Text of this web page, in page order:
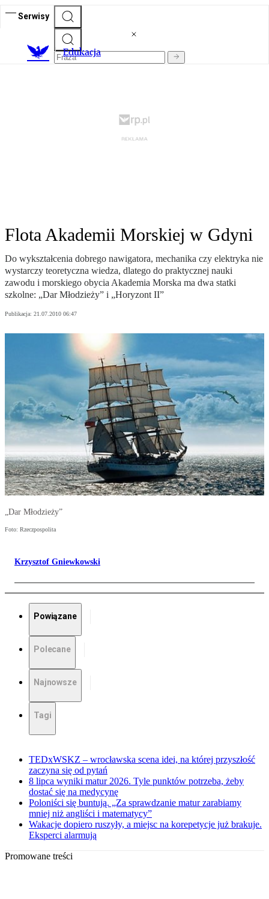
Serwisy
Edukacja
Flota Akademii Morskiej w Gdyni
Do wykształcenia dobrego nawigatora, mechanika czy elektryka nie
wystarczy teoretyczna wiedza, dlatego do praktycznej nauki
zawodu i morskiego obycia Akademia Morska ma dwa statki
szkolne: „Dar Młodzieży” i „Horyzont II”
Publikacja: 21.07.2010 06:47
„Dar Młodzieży”
Foto: Rzeczpospolita
Krzysztof Gniewkowski
Powiązane
Polecane
Najnowsze
Tagi
TEDxWSKZ – wrocławska scena idei, na której przyszłość
zaczyna się od pytań
8 lipca wyniki matur 2026. Tyle punktów potrzeba, żeby
dostać się na medycynę
Poloniści się buntują. „Za sprawdzanie matur zarabiamy
mniej niż angliści i matematycy”
Wakacje dopiero ruszyły, a miejsc na korepetycje już brakuje.
Eksperci alarmują
Promowane treści